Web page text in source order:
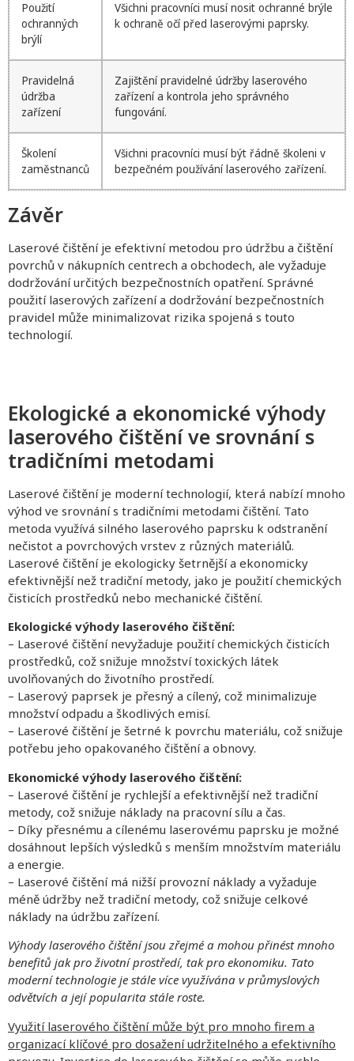
Použití
ochranných
brýlí
Všichni pracovníci musí nosit ochranné brýle
k ochraně očí před laserovými paprsky.
Pravidelná
údržba
zařízení
Zajištění pravidelné údržby laserového
zařízení a kontrola jeho správného
fungování.
Školení
zaměstnanců
Všichni pracovníci musí být řádně školeni v
bezpečném používání laserového zařízení.
Závěr
Laserové čištění je efektivní metodou pro údržbu a čištění
povrchů v nákupních centrech a obchodech, ale vyžaduje
dodržování určitých bezpečnostních opatření. Správné
použití laserových zařízení a dodržování bezpečnostních
pravidel může minimalizovat rizika spojená s touto
technologií.
Ekologické a ekonomické výhody
laserového čištění ve srovnání s
tradičními metodami
Laserové čištění je moderní technologií, která nabízí mnoho
výhod ve srovnání s tradičními metodami čištění. Tato
metoda využívá silného laserového paprsku k odstranění
nečistot a povrchových vrstev z různých materiálů.
Laserové čištění je ekologicky šetrnější a ekonomicky
efektivnější než tradiční metody, jako je použití chemických
čisticích prostředků nebo mechanické čištění.
Ekologické výhody laserového čištění:
– Laserové čištění nevyžaduje použití chemických čisticích
prostředků, což snižuje množství toxických látek
uvolňovaných do životního prostředí.
– Laserový paprsek je přesný a cílený, což minimalizuje
množství odpadu a škodlivých emisí.
– Laserové čištění je šetrné k povrchu materiálu, což snižuje
potřebu jeho opakovaného čištění a obnovy.
Ekonomické výhody laserového čištění:
– Laserové čištění je rychlejší a efektivnější než tradiční
metody, což snižuje náklady na pracovní sílu a čas.
– Díky přesnému a cílenému laserovému paprsku je možné
dosáhnout lepších výsledků s menším množstvím materiálu
a energie.
– Laserové čištění má nižší provozní náklady a vyžaduje
méně údržby než tradiční metody, což snižuje celkové
náklady na údržbu zařízení.
Výhody laserového čištění jsou zřejmé a mohou přinést mnoho
benefitů jak pro životní prostředí, tak pro ekonomiku. Tato
moderní technologie je stále více využívána v průmyslových
odvětvích a její popularita stále roste.
Využití laserového čištění může být pro mnoho firem a
organizací klíčové pro dosažení udržitelného a efektivního